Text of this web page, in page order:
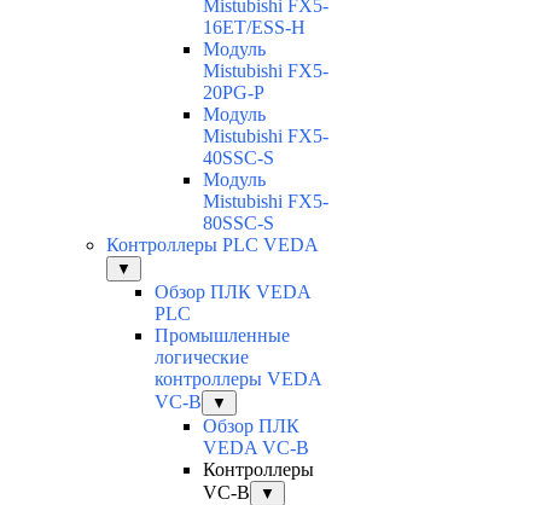
Mistubishi FX5-
16ET/ESS-H
Модуль
Mistubishi FX5-
20PG-P
Модуль
Mistubishi FX5-
40SSC-S
Модуль
Mistubishi FX5-
80SSC-S
Контроллеры PLC VEDA
▼
Обзор ПЛК VEDA
PLC
Промышленные
логические
контроллеры VEDA
VC-B
▼
Обзор ПЛК
VEDA VC-B
Контроллеры
VC-B
▼